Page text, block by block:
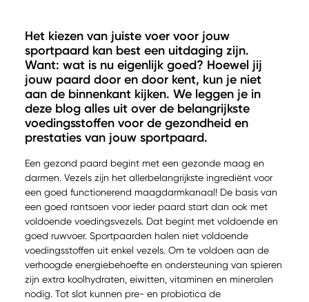
Het kiezen van juiste voer voor jouw
sportpaard kan best een uitdaging zijn.
Want: wat is nu eigenlijk goed? Hoewel jij
jouw paard door en door kent, kun je niet
aan de binnenkant kijken. We leggen je in
deze blog alles uit over de belangrijkste
voedingsstoffen voor de gezondheid en
prestaties van jouw sportpaard.
Een gezond paard begint met een gezonde maag en
darmen. Vezels zijn het allerbelangrijkste ingrediënt voor
een goed functionerend maagdarmkanaal! De basis van
een goed rantsoen voor ieder paard start dan ook met
voldoende voedingsvezels. Dat begint met voldoende en
goed ruwvoer. Sportpaarden halen niet voldoende
voedingsstoffen uit enkel vezels. Om te voldoen aan de
verhoogde energiebehoefte en ondersteuning van spieren
zijn extra koolhydraten, eiwitten, vitaminen en mineralen
nodig. Tot slot kunnen pre- en probiotica de